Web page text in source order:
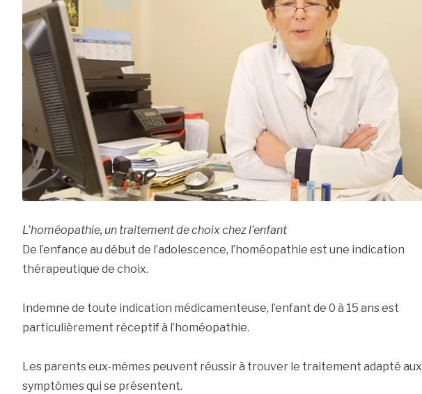
L’homéopathie, un traitement de choix chez l’enfant
De l’enfance au début de l’adolescence, l’homéopathie est une indication
thérapeutique de choix.
Indemne de toute indication médicamenteuse, l’enfant de 0 à 15 ans est
particulièrement réceptif à l’homéopathie.
Les parents eux-mêmes peuvent réussir à trouver le traitement adapté aux
symptômes qui se présentent.